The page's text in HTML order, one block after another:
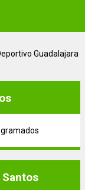
Guadalajara
Santos